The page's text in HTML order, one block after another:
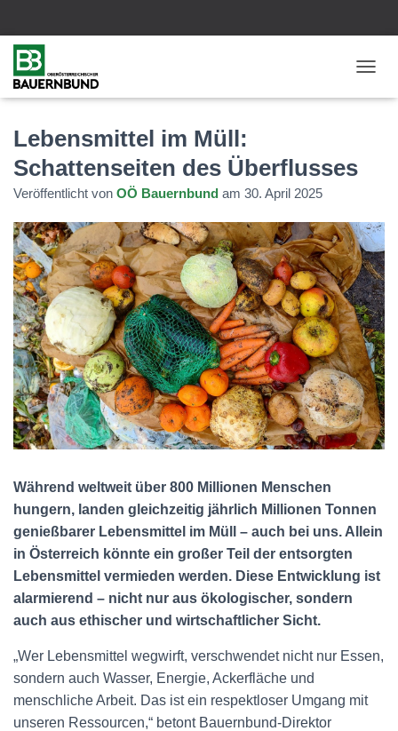
A
N
U
M
S
C
H
A
L
T
E
N
Lebensmittel im Müll:
Schattenseiten des Überflusses
Veröffentlicht von OÖ Bauernbund am 30. April 2025
Während weltweit über 800 Millionen Menschen
hungern, landen gleichzeitig jährlich Millionen Tonnen
genießbarer Lebensmittel im Müll – auch bei uns. Allein
in Österreich könnte ein großer Teil der entsorgten
Lebensmittel vermieden werden. Diese Entwicklung ist
alarmierend – nicht nur aus ökologischer, sondern
auch aus ethischer und wirtschaftlicher Sicht.
„Wer Lebensmittel wegwirft, verschwendet nicht nur Essen,
sondern auch Wasser, Energie, Ackerfläche und
menschliche Arbeit. Das ist ein respektloser Umgang mit
unseren Ressourcen,“ betont Bauernbund-Direktor